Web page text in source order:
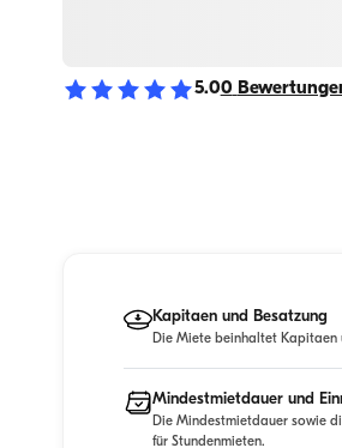
5.00
Kapitaen und Besatzung
Die Miete beinhaltet Kapitaen
Mindestmietdauer und
Die Mindestmietdauer sowie
für Stundenmieten.